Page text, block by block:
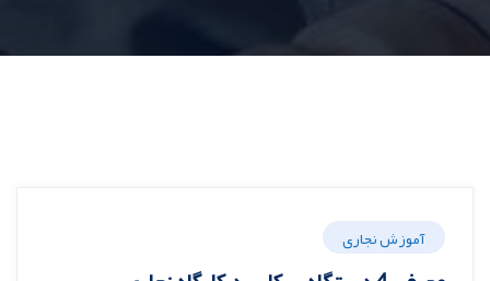
آموزش نجاری